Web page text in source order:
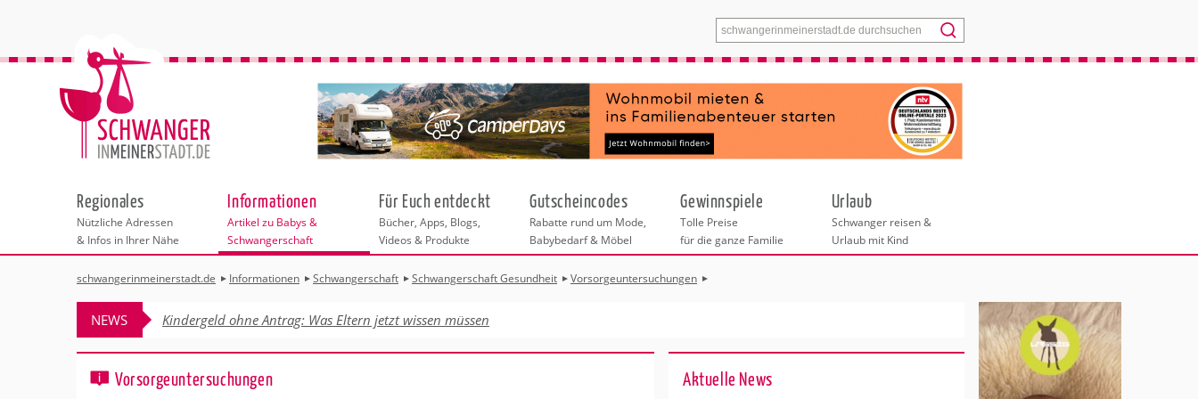
Menü
Regionales
Nützliche Adressen
& Infos in Ihrer Nähe
Städteauswahl
Bitte wählen Sie zuerst eine Stadt aus.
beziehen sich auf die ausgewählte Stadt.
Adressen
Behördengänge &
Informationen
Artikel zu Babys &
Schwangerschaft
Kinderwunsch
Schwangerschaft
Übersicht der Schwangerschaft
Schwangerschaft Gesundheit
Schwangerschaft Ernährung
Geburt
Für Euch entdeckt
Bücher, Apps, Blogs,
Videos & Produkte
Gutscheincodes
Rabatte rund um Mode,
Babybedarf & Möbel
Gewinnspiele
Tolle Preise
für die ganze Familie
Urlaub
Schwanger reisen &
Urlaub mit Kind
schwangerinmeinerstadt.de Informationen Schwangerschaft Schwangerschaft Gesundheit Vorsorgeuntersuchungen
NEWS Kindergeld ohne Antrag: Was Eltern jetzt wissen müssen
Vorsorgeuntersuchungen Ak­tu­el­le News